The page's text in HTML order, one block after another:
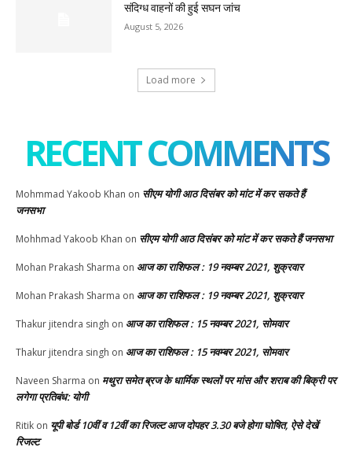
संदिग्ध वाहनों की हुई सघन जांच
August 5, 2026
Load more
RECENT COMMENTS
Mohmmad Yakoob Khan on सीएम योगी आठ दिसंबर को मांट में कर सकते हैं
जनसभा
Mohhmad Yakoob Khan on सीएम योगी आठ दिसंबर को मांट में कर सकते हैं जनसभा
Mohan Prakash Sharma on आज का राशिफल : 19 नवम्बर 2021, शुक्रवार
Mohan Prakash Sharma on आज का राशिफल : 19 नवम्बर 2021, शुक्रवार
Thakur jitendra singh on आज का राशिफल : 15 नवम्बर 2021, सोमवार
Thakur jitendra singh on आज का राशिफल : 15 नवम्बर 2021, सोमवार
Naveen Sharma on मथुरा समेत ब्रज के धार्मिक स्थलों पर मांस और शराब की बिक्री पर
लगेगा प्रतिबंध: योगी
Ritik on यूपी बोर्ड 10वीं व 12वीं का रिजल्ट आज दोपहर 3.30 बजे होगा घोषित, ऐसे देखें
रिजल्ट